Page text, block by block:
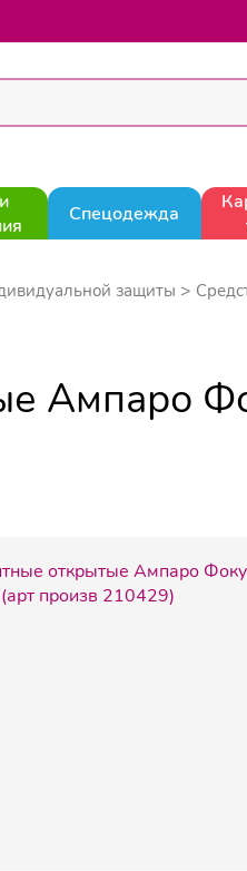
Спецодежда
защиты
Ампаро